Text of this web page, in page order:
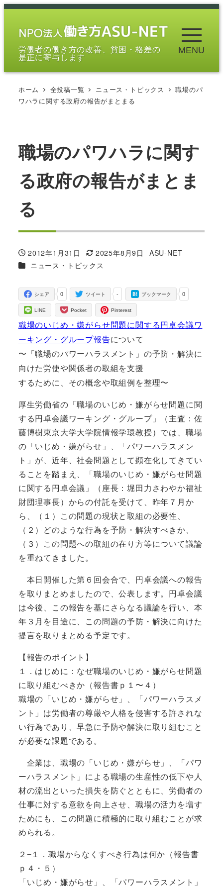
メ
労働者の働き方の改善、貧困・格差の
是正に寄与します
MENU
ホーム 全投稿一覧 ニュース・トピックス
職場のパ
ワハラに関する政府の報告がまとまる
職場のパワハラに関す
る政府の報告がまとま
る
投稿日
2012年1月31日
更新日
2025年8月9日
著
ASU-NET
カテゴリー
ニュース・トピックス
0
シェア -
ツイート 0
ブックマーク
LINE Pocket Pinterest
職場のいじめ・嫌がらせ問題に関する円卓会議ワ
ーキング・グループ報告について
〜「職場のパワーハラスメント」の予防・解決に
向けた労使や関係者の取組を支援
するために、その概念や取組例を整理〜
厚生労働省の「職場のいじめ・嫌がらせ問題に関
する円卓会議ワーキング・グループ」（主査：佐
藤博樹東京大学大学院情報学環教授）では、職場
の「いじめ・嫌がらせ」、「パワーハラスメン
ト」が、近年、社会問題として顕在化してきてい
ることを踏まえ、「職場のいじめ・嫌がらせ問題
に関する円卓会議」（座長：堀田力さわやか福祉
財団理事長）からの付託を受けて、昨年７月か
ら、（１）この問題の現状と取組の必要性、
（２）どのような行為を予防・解決すべきか、
（３）この問題への取組の在り方等について議論
を重ねてきました。
本日開催した第６回会合で、円卓会議への報告
を取りまとめましたので、公表します。円卓会議
は今後、この報告を基にさらなる議論を行い、本
年３月を目途に、この問題の予防・解決に向けた
提言を取りまとめる予定です。
【報告のポイント】
１．はじめに：なぜ職場のいじめ・嫌がらせ問題
に取り組むべきか（報告書ｐ１〜４）
職場の「いじめ・嫌がらせ」、「パワーハラスメ
ント」は労働者の尊厳や人格を侵害する許されな
い行為であり、早急に予防や解決に取り組むこと
が必要な課題である。
企業は、職場の「いじめ・嫌がらせ」、「パワ
ーハラスメント」による職場の生産性の低下や人
材の流出といった損失を防ぐとともに、労働者の
仕事に対する意欲を向上させ、職場の活力を増す
ためにも、この問題に積極的に取り組むことが求
められる。
２−１．職場からなくすべき行為は何か（報告書
ｐ４・５）
「いじめ・嫌がらせ」、「パワーハラスメント」